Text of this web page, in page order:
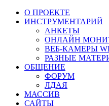
О ПРОЕКТЕ
ИНСТРУМЕНТАРИЙ
АНКЕТЫ
ОНЛАЙН
ВЕБ-КАМЕРЫ
РАЗНЫЕ
ОБЩЕНИЕ
ФОРУМ
ЛДАЯ
МАССИВ
САЙТЫ